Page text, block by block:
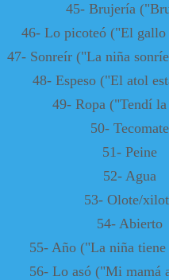
45- Brujería
46- Lo picoteó ("El
47- Sonreír ("La niña
48- Espeso ("El atol
49- Ropa ("Tendí
50- Tecomate
51- Peine
52- Agua
53- Olote/
54- Abierto
55- Año ("La niña tiene
56- Lo asó ("Mi mamá